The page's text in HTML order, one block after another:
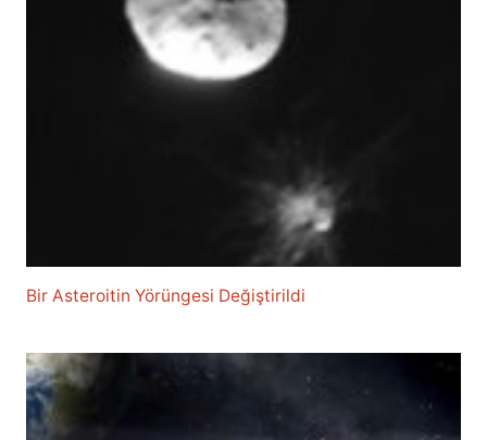
Bir Asteroitin Yörüngesi Değiştirildi